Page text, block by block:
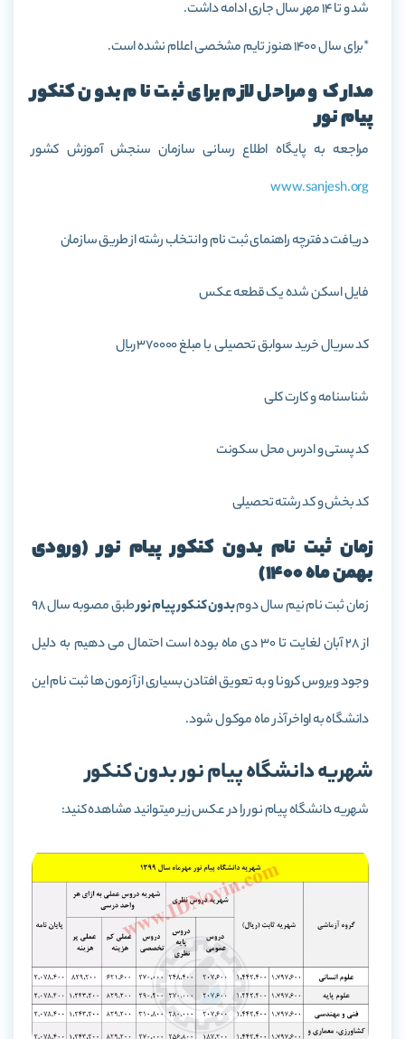
شد و تا 14 مهر سال جاری ادامه داشت.
*برای سال 1400 هنوز تایم مشخصی اعلام نشده است.
مدارک و مراحل لازم برای ثبت نام بدون کنکور
پیام نور
مراجعه به پایگاه اطلاع رسانی سازمان سنجش آموزش کشور
www.sanjesh.org
دریافت دفترچه راهنمای ثبت نام و انتخاب رشته از طریق سازمان
فایل اسکن شده یک قطعه عکس
کد سریال خرید سوابق تحصیلی با مبلغ 370000 ریال
شناسنامه و کارت کلی
کد پستی و ادرس محل سکونت
کد بخش و کد رشته تحصیلی
زمان ثبت نام بدون کنکور پیام نور (ورودی
بهمن ماه 1400)
زمان ثبت نام نیم سال دومبدون کنکور پیام نور
طبق مصوبه سال 98
از 28 آبان لغایت تا 30 دی ماه بوده است احتمال می دهیم به دلیل
وجود ویروس کرونا و به تعویق افتادن بسیاری از آزمون ها ثبت نام این
دانشگاه به اواخر آذر ماه موکول شود.
شهریه دانشگاه پیام نور بدون کنکور
شهریه دانشگاه پیام نور را در عکس زیر میتوانید مشاهده کنید: